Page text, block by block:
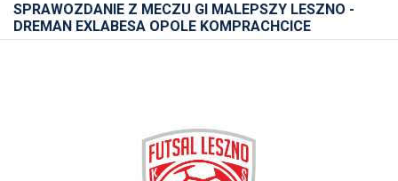
SPRAWOZDANIE Z MECZU GI MALEPSZY LESZNO -
DREMAN EXLABESA OPOLE KOMPRACHCICE